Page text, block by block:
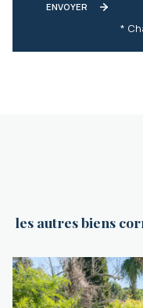
ENVOYER
*
les autres biens